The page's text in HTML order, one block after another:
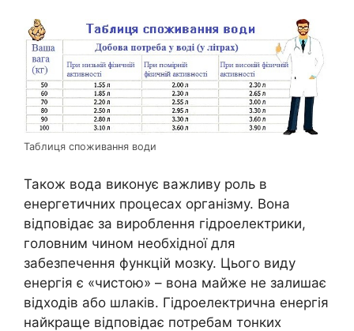
Таблиця споживання води
Також вода виконує важливу роль в
енергетичних процесах організму. Вона
відповідає за вироблення гідроелектрики,
головним чином необхідної для
забезпечення функцій мозку. Цього виду
енергія є «чистою» – вона майже не залишає
відходів або шлаків. Гідроелектрична енергія
найкраще відповідає потребам тонких